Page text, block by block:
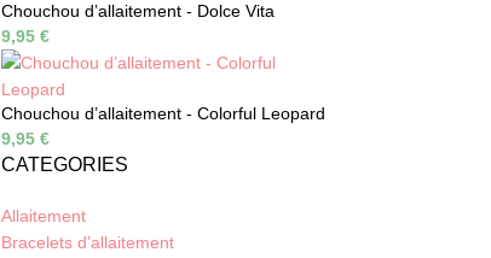
Chouchou d’allaitement - Dolce Vita
9,95 €
Chouchou d’allaitement - Colorful Leopard
9,95 €
CATEGORIES
Allaitement
Bracelets d’allaitement